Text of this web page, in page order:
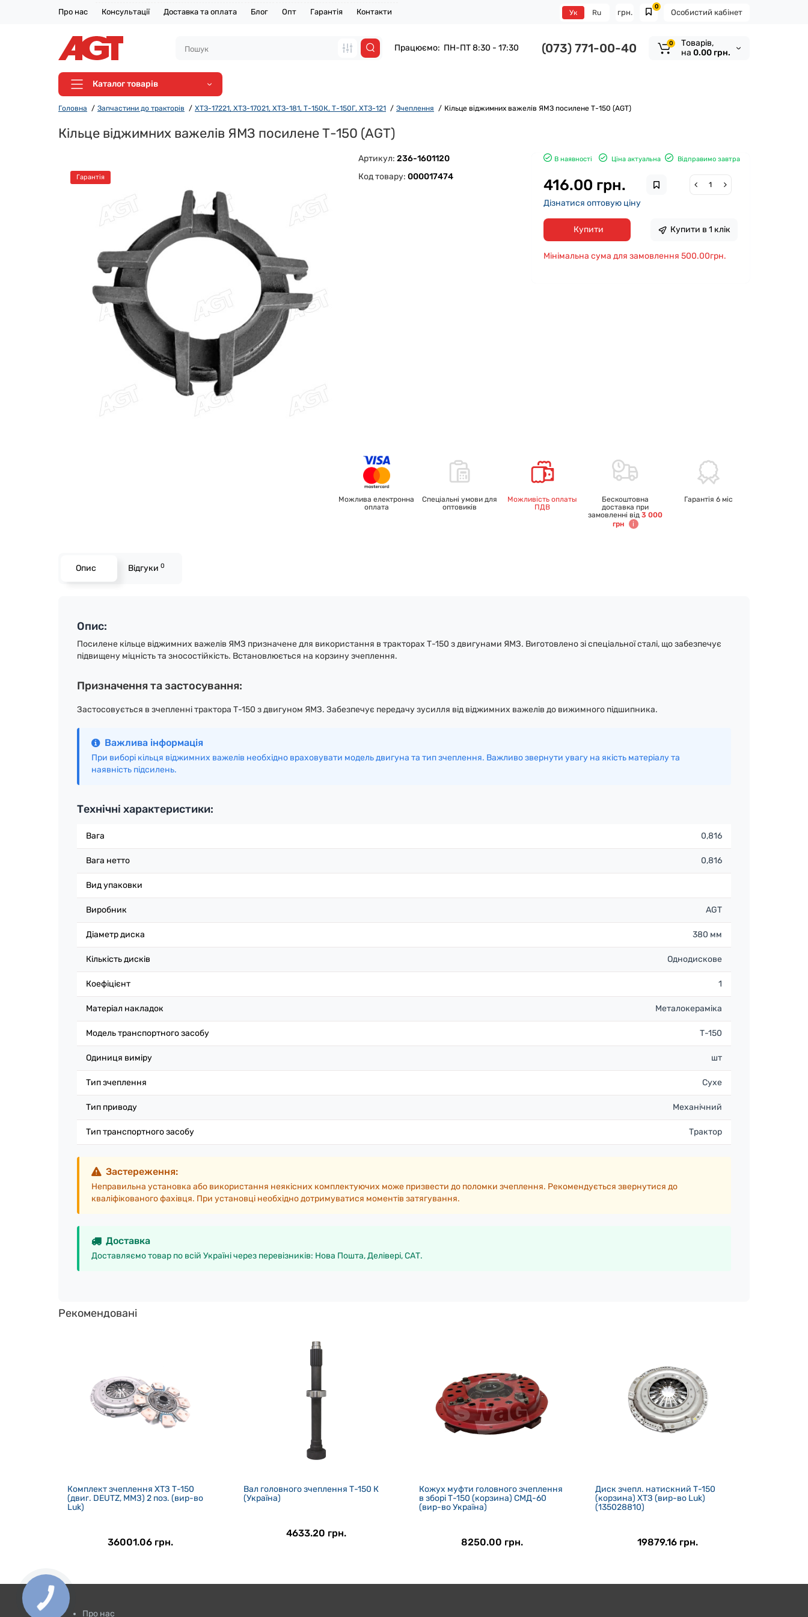
Про нас Консультації Доставка та оплата Блог Опт Гарантія Контакти Особистий кабінет
0
грн.
Ук Ru
Працюємо: ПН-ПТ 8:30 - 17:30 (073) 771-00-40 0
Tоварів,
на 0.00 грн.
Каталог товарів
Головна Запчастини до тракторів ХТЗ-17221, ХТЗ-17021, ХТЗ-181, Т-150К, Т-150Г, ХТЗ-121 Зчеплення Кільце віджимних важелів ЯМЗ посилене Т-150 (АGТ)
Кільце віджимних важелів ЯМЗ посилене Т-150 (АGТ)
Гарантія
Артикул:236-1601120
Код товару:000017474
В наявності Ціна актуальна Відправимо завтра
416.00 грн.
Дізнатися оптовую ціну
Купити Купити в 1 клік
Мінімальна сума для замовлення 500.00грн.
Гарантія 6 міс
Бескоштовна
доставка при
замовленні від 3 000
грн
i
Можливість оплаты
ПДВ
Спеціальні умови для
оптовиків
Можлива електронна
оплата
Опис Відгуки 0
Опис:
Посилене кільце віджимних важелів ЯМЗ призначене для використання в тракторах Т-150 з двигунами ЯМЗ. Виготовлено зі спеціальної сталі, що забезпечує
підвищену міцність та зносостійкість. Встановлюється на корзину зчеплення.
Призначення та застосування:
Застосовується в зчепленні трактора Т-150 з двигуном ЯМЗ. Забезпечує передачу зусилля від віджимних важелів до вижимного підшипника.
Важлива інформація
При виборі кільця віджимних важелів необхідно враховувати модель двигуна та тип зчеплення. Важливо звернути увагу на якість матеріалу та
наявність підсилень.
Технічні характеристики:
Вага 0,816
Вага нетто 0,816
Вид упаковки
Виробник AGТ
Діаметр диска 380 мм
Кількість дисків Однодискове
Коефіцієнт 1
Матеріал накладок Металокераміка
Модель транспортного засобу Т-150
Одиниця вимiру шт
Тип зчеплення Сухе
Тип приводу Механічний
Тип транспортного засобу Трактор
Застереження:
Неправильна установка або використання неякісних комплектуючих може призвести до поломки зчеплення. Рекомендується звернутися до
кваліфікованого фахівця. При установці необхідно дотримуватися моментів затягування.
Доставка
Доставляємо товар по всій Україні через перевізників: Нова Пошта, Делівері, САТ.
Рекомендовані
Комплект зчеплення ХТЗ Т-150
(двиг. DEUTZ, ММЗ) 2 поз. (вир-во
Luk)
36001.06 грн.
Вал головного зчеплення Т-150 К
(Україна)
4633.20 грн.
Кожух муфти головного зчеплення
в зборі Т-150 (корзина) СМД-60
(вир-во Україна)
8250.00 грн.
Диск зчепл. натискний Т-150
(корзина) ХТЗ (вир-во Luk)
(135028810)
19879.16 грн.
Про нас